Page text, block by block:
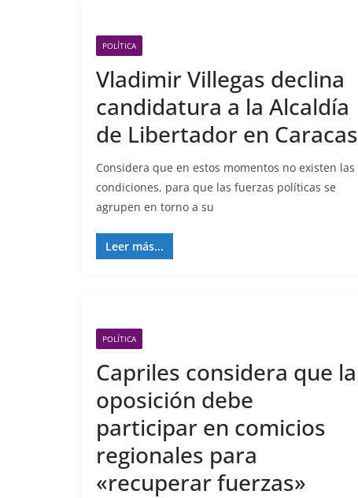
POLÍTICA
Vladimir Villegas declina
candidatura a la Alcaldía
de Libertador en Caracas
Considera que en estos momentos no existen las
condiciones, para que las fuerzas políticas se
agrupen en torno a su
Leer más...
POLÍTICA
Capriles considera que la
oposición debe
participar en comicios
regionales para
«recuperar fuerzas»